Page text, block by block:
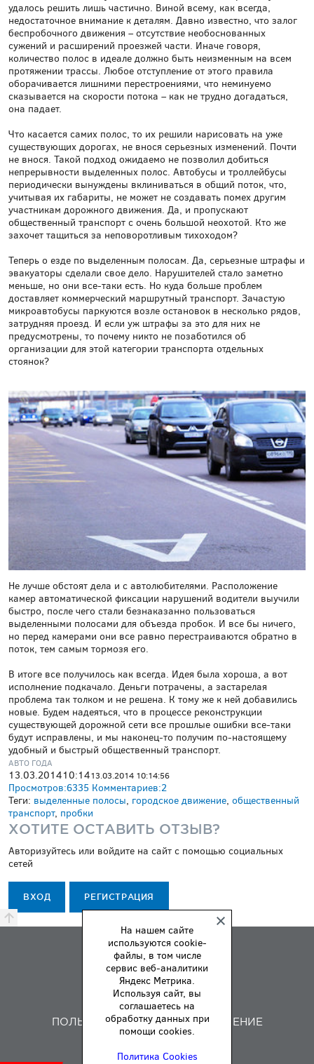
удалось решить лишь частично. Виной всему, как всегда,
недостаточное внимание к деталям. Давно известно, что залог
беспробочного движения – отсутствие необоснованных
сужений и расширений проезжей части. Иначе говоря,
количество полос в идеале должно быть неизменным на всем
протяжении трассы. Любое отступление от этого правила
оборачивается лишними перестроениями, что неминуемо
сказывается на скорости потока – как не трудно догадаться,
она падает.
Что касается самих полос, то их решили нарисовать на уже
существующих дорогах, не внося серьезных изменений. Почти
не внося. Такой подход ожидаемо не позволил добиться
непрерывности выделенных полос. Автобусы и троллейбусы
периодически вынуждены вклиниваться в общий поток, что,
учитывая их габариты, не может не создавать помех другим
участникам дорожного движения. Да, и пропускают
общественный транспорт с очень большой неохотой. Кто же
захочет тащиться за неповоротливым тихоходом?
Теперь о езде по выделенным полосам. Да, серьезные штрафы и
эвакуаторы сделали свое дело. Нарушителей стало заметно
меньше, но они все-таки есть. Но куда больше проблем
доставляет коммерческий маршрутный транспорт. Зачастую
микроавтобусы паркуются возле остановок в несколько рядов,
затрудняя проезд. И если уж штрафы за это для них не
предусмотрены, то почему никто не позаботился об
организации для этой категории транспорта отдельных
стоянок?
Не лучше обстоят дела и с автолюбителями. Расположение
камер автоматической фиксации нарушений водители выучили
быстро, после чего стали безнаказанно пользоваться
выделенными полосами для объезда пробок. И все бы ничего,
но перед камерами они все равно перестраиваются обратно в
поток, тем самым тормозя его.
В итоге все получилось как всегда. Идея была хороша, а вот
исполнение подкачало. Деньги потрачены, а застарелая
проблема так толком и не решена. К тому же к ней добавились
новые. Будем надеяться, что в процессе реконструкции
существующей дорожной сети все прошлые ошибки все-таки
будут исправлены, и мы наконец-то получим по-настоящему
удобный и быстрый общественный транспорт.
АВТО ГОДА
13.03.201410:1413.03.2014 10:14:56
Просмотров:6335 Комментариев:2
Теги: выделенные полосы, городское движение, общественный
транспорт, пробки
ХОТИТЕ ОСТАВИТЬ ОТЗЫВ?
Авторизуйтесь или войдите на сайт с помощью социальных
сетей
ВХОД РЕГИСТРАЦИЯ
ПРЕМИЯ
ПРАВИЛА
О НАС
ОБРАТНАЯ СВЯЗЬ
ПОЛЬЗОВАТЕЛЬСКОЕ СОГЛАШЕНИЕ
На нашем сайте
используются cookie-
файлы, в том числе
сервис веб-аналитики
Яндекс Метрика.
Используя сайт, вы
соглашаетесь на
обработку данных при
помощи cookies.
Политика Cookies